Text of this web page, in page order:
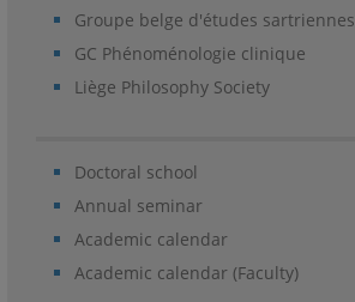
Groupe belge d'études sartriennes
GC Phénoménologie clinique
Liège Philosophy Society
Doctoral school
Annual seminar
Academic calendar
Academic calendar (Faculty)